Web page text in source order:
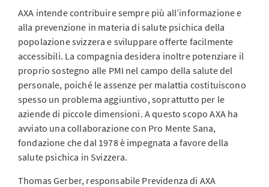
AXA intende contribuire sempre più all’informazione e
alla prevenzione in materia di salute psichica della
popolazione svizzera e sviluppare offerte facilmente
accessibili. La compagnia desidera inoltre potenziare il
proprio sostegno alle PMI nel campo della salute del
personale, poiché le assenze per malattia costituiscono
spesso un problema aggiuntivo, soprattutto per le
aziende di piccole dimensioni. A questo scopo AXA ha
avviato una collaborazione con Pro Mente Sana,
fondazione che dal 1978 è impegnata a favore della
salute psichica in Svizzera.
Thomas Gerber, responsabile Previdenza di AXA